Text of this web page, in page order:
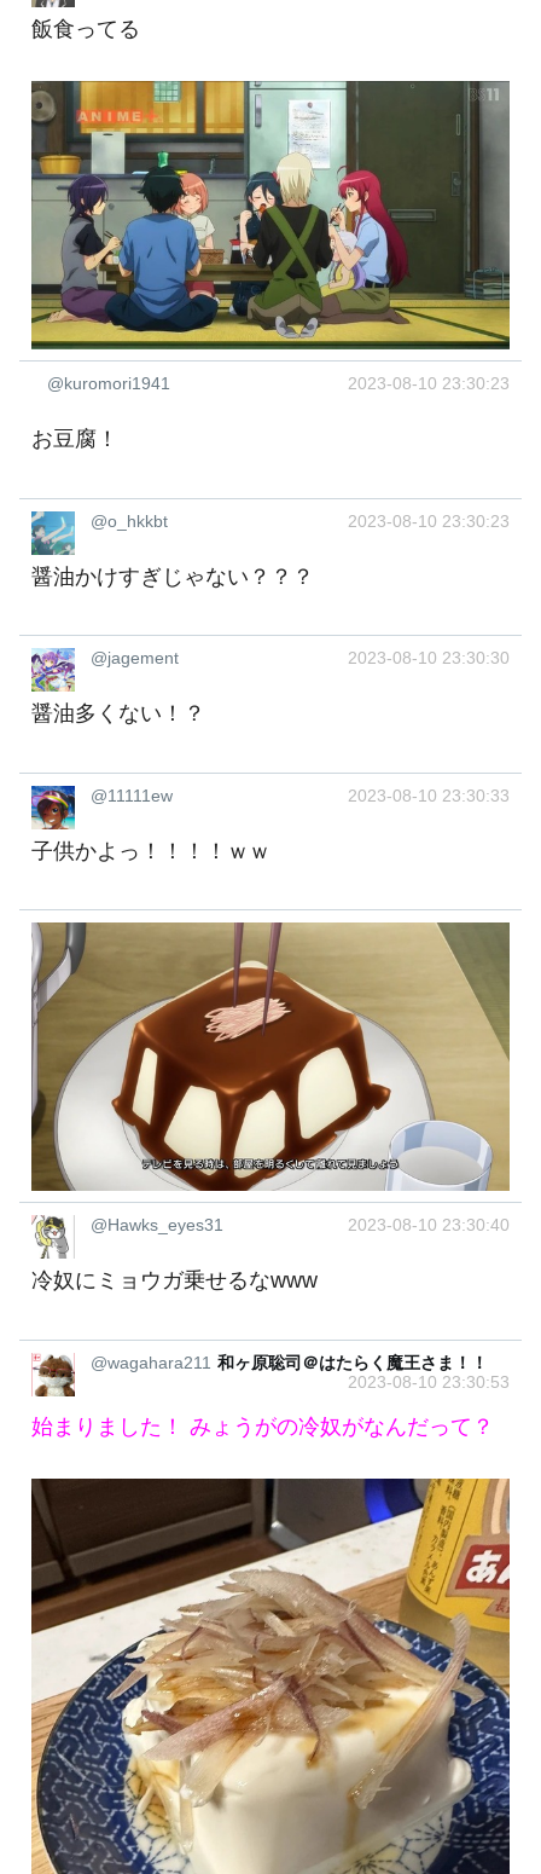
飯食ってる
@kuromori1941 2023-08-10 23:30:23
お豆腐！
@o_hkkbt 2023-08-10 23:30:23
醤油かけすぎじゃない？？？
@jagement 2023-08-10 23:30:30
醤油多くない！？
@11111ew 2023-08-10 23:30:33
子供かよっ！！！！ｗｗ
@Hawks_eyes31 2023-08-10 23:30:40
冷奴にミョウガ乗せるなwww
@wagahara211 和ヶ原聡司＠はたらく魔王さま！！
2023-08-10 23:30:53
始まりました！ みょうがの冷奴がなんだって？